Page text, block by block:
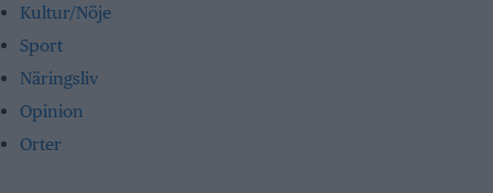
Kultur/Nöje
Sport
Näringsliv
Opinion
Orter